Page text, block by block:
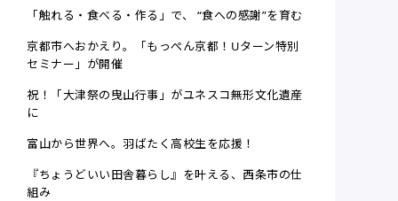
「触れる・食べる・作る」で、 “食への感謝”を育む
京都市へおかえり。「もっぺん京都！Uターン特別
セミナー」が開催
祝！「大津祭の曳山行事」がユネスコ無形文化遺産
に
富山から世界へ。羽ばたく高校生を応援！
『ちょうどいい田舎暮らし』を叶える、西条市の仕
組み